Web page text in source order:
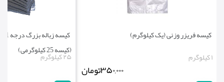
کیسه فریزر وزنی (یک کیلوگرم)
۱ کیلوگرم
۳۵۰,۰۰۰تومان
(کیسه 25 کیلوگرمی)
۲۵ کیلوگرم